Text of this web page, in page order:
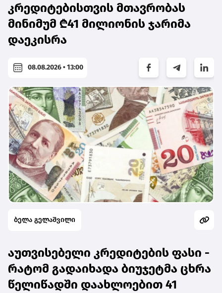
კრედიტებისთვის მთავრობას
მინიმუმ ₾41 მილიონის ჯარიმა
დაეკისრა
08.08.2026 • 13:00
ბელა გელაშვილი
აუთვისებელი კრედიტების ფასი -
რატომ გადაიხადა ბიუჯეტმა ცხრა
წელიწადში დაახლოებით 41